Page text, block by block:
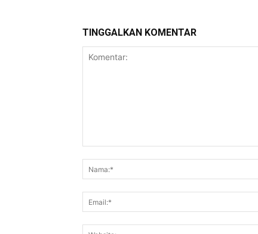
TINGGALKAN KOMENTAR